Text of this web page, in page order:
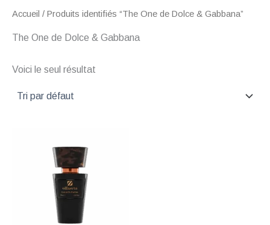
Accueil / Produits identifiés “The One de Dolce & Gabbana”
The One de Dolce & Gabbana
Voici le seul résultat
prix :
€ 1,00
à
€ 35,00